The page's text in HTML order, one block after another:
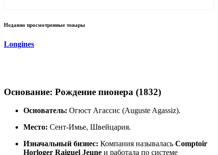
Недавно просмотренные товары
Longines
Основание: Рождение пионера (1832)
Основатель: Огюст Агассис (Auguste Agassiz).
Место: Сент-Имье, Швейцария.
Изначальный бизнес: Компания называлась Comptoir
Horloger Raiguel Jeune и работала по системе